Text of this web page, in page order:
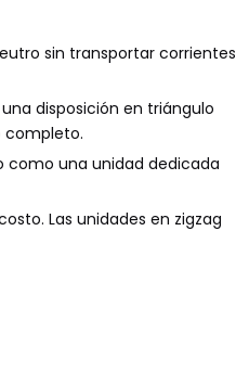
sin transportar corrientes
disposición en triángulo
completo.
como una unidad dedicada
Las unidades en zigzag